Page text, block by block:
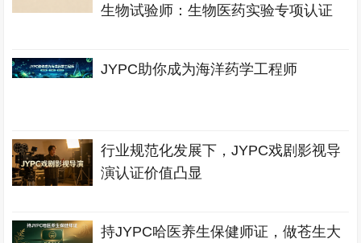
生物试验师：生物医药实验专项认证
JYPC助你成为海洋药学工程师
行业规范化发展下，JYPC戏剧影视导
演认证价值凸显
持JYPC哈医养生保健师证，做苍生大